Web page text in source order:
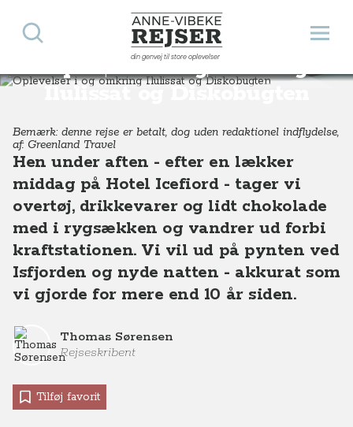
Anne-Vibeke Rejser
din genvej til store oplevelser
Åbn
Søg
Oplevelser i og omkring
Ilulissat og Diskobugten
Destinationer Europa Grønland Oplevelser i og omkring Ilulissat og Diskobugten
Bemærk: denne rejse er betalt, dog uden redaktionel indflydelse,
af: Greenland Travel
Hen under aften - efter en lækker
middag på Hotel Icefiord - tager vi
overtøj, drikkevarer og lidt chokolade
med i rygsækken og vandrer ud forbi
kraftstationen. Vi vil ud på pynten ved
Isfjorden og nyde natten - akkurat som
vi gjorde for mere end 10 år siden.
Thomas Sørensen
Rejseskribent
Tilføj favorit